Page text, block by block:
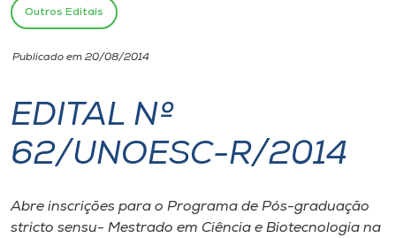
Unoesc
Internacionalização
I.nova
Diplomados
Outros Editais
Publicado em 20/08/2014
EDITAL Nº
62/UNOESC-R/2014
Abre inscrições para o Programa de Pós-graduação
stricto sensu- Mestrado em Ciência e Biotecnologia na